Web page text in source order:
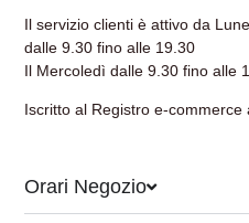
Il servizio clienti è attivo da
dalle 9.30 fino alle 19.30
Il Mercoledì dalle 9.30 fino alle
Iscritto al Registro e-commerce
Orari Negozio